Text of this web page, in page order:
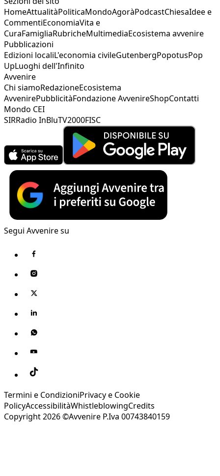
HomeAttualitàPoliticaMondoAgoràPodcastChiesaIdee e
CommentiEconomiaVita e
CuraFamigliaRubricheMultimediaEcosistema avvenire
Pubblicazioni
Edizioni localiL'economia civileGutenbergPopotusPop
UpLuoghi dell'Infinito
Avvenire
Chi siamoRedazioneEcosistema
AvvenirePubblicitàFondazione AvvenireShopContatti
Mondo CEI
SIRRadio InBluTV2000FISC
Segui Avvenire su
Termini e CondizioniPrivacy e Cookie
PolicyAccessibilitàWhistleblowingCredits
Copyright 2026 ©Avvenire P.Iva 00743840159